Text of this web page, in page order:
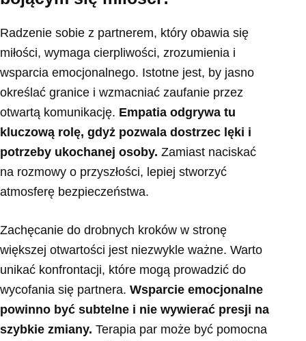
Radzenie sobie z partnerem, który obawia się
miłości, wymaga cierpliwości, zrozumienia i
wsparcia emocjonalnego. Istotne jest, by jasno
określać granice i wzmacniać zaufanie przez
otwartą komunikację. Empatia odgrywa tu
kluczową rolę, gdyż pozwala dostrzec lęki i
potrzeby ukochanej osoby. Zamiast naciskać
na rozmowy o przyszłości, lepiej stworzyć
atmosferę bezpieczeństwa.
Zachęcanie do drobnych kroków w stronę
większej otwartości jest niezwykle ważne. Warto
unikać konfrontacji, które mogą prowadzić do
wycofania się partnera. Wsparcie emocjonalne
powinno być subtelne i nie wywierać presji na
szybkie zmiany. Terapia par może być pomocna